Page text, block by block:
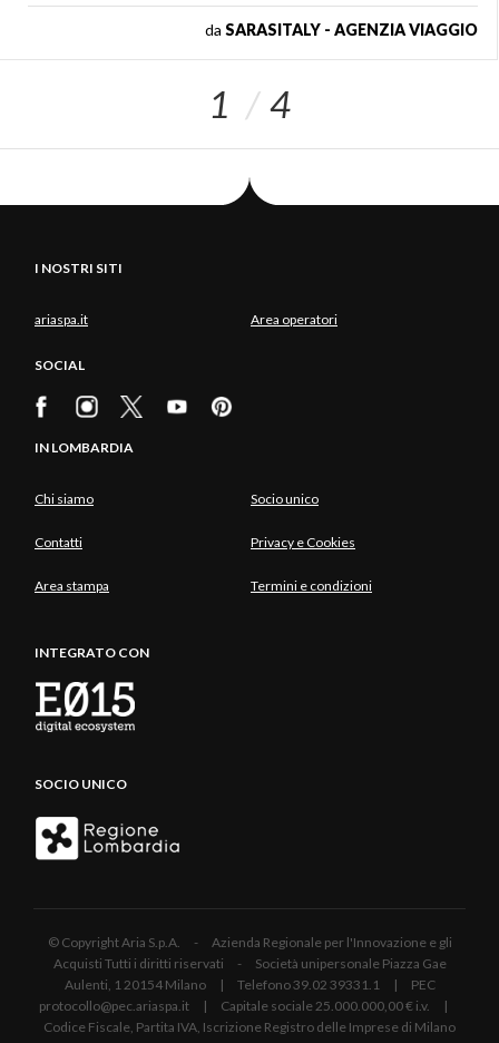
da SARASITALY - AGENZIA VIAGGIO
1 4
I NOSTRI SITI
ariaspa.it Area operatori
SOCIAL
IN LOMBARDIA
Chi siamo Socio unico
Contatti Privacy e Cookies
Area stampa Termini e condizioni
INTEGRATO CON
SOCIO UNICO
© Copyright Aria S.p.A. - Azienda Regionale per l'Innovazione e gli
Acquisti Tutti i diritti riservati - Società unipersonale Piazza Gae
Aulenti, 1 20154 Milano | Telefono 39.02 39331.1 | PEC
protocollo@pec.ariaspa.it | Capitale sociale 25.000.000,00 € i.v. |
Codice Fiscale, Partita IVA, Iscrizione Registro delle Imprese di Milano